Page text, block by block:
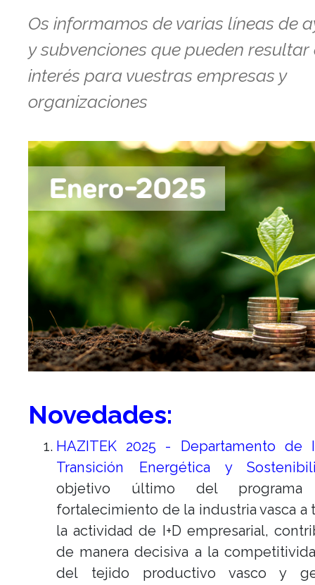
Os informamos de varias líneas de
y subvenciones que pueden resultar
interés para vuestras empresas y
organizaciones
Novedades:
HAZITEK 2025 - Departamento de
Transición Energética y
objetivo último del
fortalecimiento de la industria vasca a
la actividad de I+D empresarial,
de manera decisiva a la
del tejido productivo vasco y